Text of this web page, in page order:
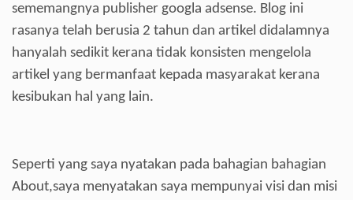
sememangnya publisher googla adsense. Blog ini
rasanya telah berusia 2 tahun dan artikel didalamnya
hanyalah sedikit kerana tidak konsisten mengelola
artikel yang bermanfaat kepada masyarakat kerana
kesibukan hal yang lain.
Seperti yang saya nyatakan pada bahagian bahagian
About,saya menyatakan saya mempunyai visi dan misi